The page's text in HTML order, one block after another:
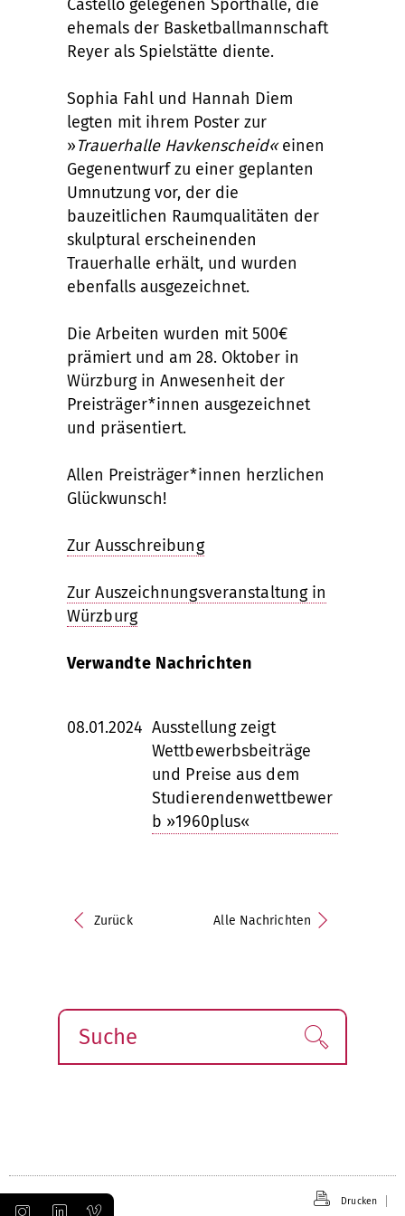
Castello gelegenen Sporthalle, die
ehemals der Basketballmannschaft
Reyer als Spielstätte diente.
Sophia Fahl und Hannah Diem
legten mit ihrem Poster zur
»Trauerhalle Havkenscheid«einen
Gegenentwurf zu einer geplanten
Umnutzung vor, der die
bauzeitlichen Raumqualitäten der
skulptural erscheinenden
Trauerhalle erhält, und wurden
ebenfalls ausgezeichnet.
Die Arbeiten wurden mit 500€
prämiert und am 28. Oktober in
Würzburg in Anwesenheit der
Preisträger*innen ausgezeichnet
und präsentiert.
Allen Preisträger*innen herzlichen
Glückwunsch!
Zur Ausschreibung
Zur Auszeichnungsveranstaltung in
Würzburg
Verwandte Nachrichten
08.01.2024 Ausstellung zeigt
Wettbewerbsbeiträge
und Preise aus dem
Studierendenwettbewer
b »1960plus«
Zurück Alle Nachrichten
Suche Finden!
Drucken